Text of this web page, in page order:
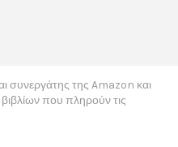
συνεργάτης της Amazon και
βιβλίων που πληρούν τις